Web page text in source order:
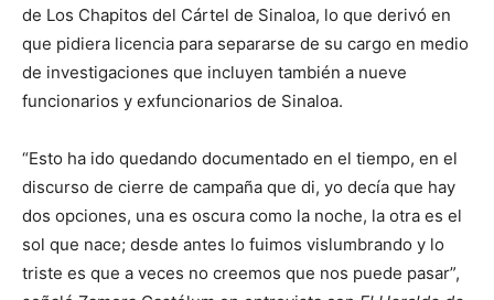
de Los Chapitos del Cártel de Sinaloa, lo que derivó en
que pidiera licencia para separarse de su cargo en medio
de investigaciones que incluyen también a nueve
funcionarios y exfuncionarios de Sinaloa.
“Esto ha ido quedando documentado en el tiempo, en el
discurso de cierre de campaña que di, yo decía que hay
dos opciones, una es oscura como la noche, la otra es el
sol que nace; desde antes lo fuimos vislumbrando y lo
triste es que a veces no creemos que nos puede pasar”,